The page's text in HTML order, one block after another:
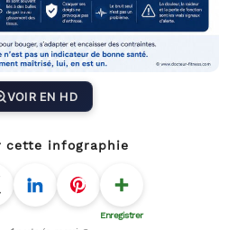
VOIR EN HD
cette infographie